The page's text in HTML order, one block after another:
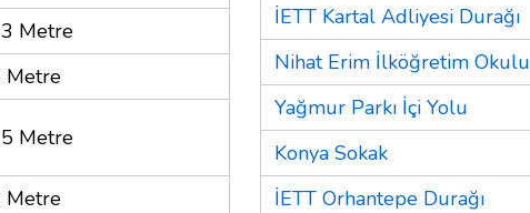
Metre
Metre
Metre
Metre
İETT Kartal Adliyesi Durağı
Nihat Erim İlköğretim Okulu
Yağmur Parkı İçi Yolu
Konya Sokak
İETT Orhantepe Durağı